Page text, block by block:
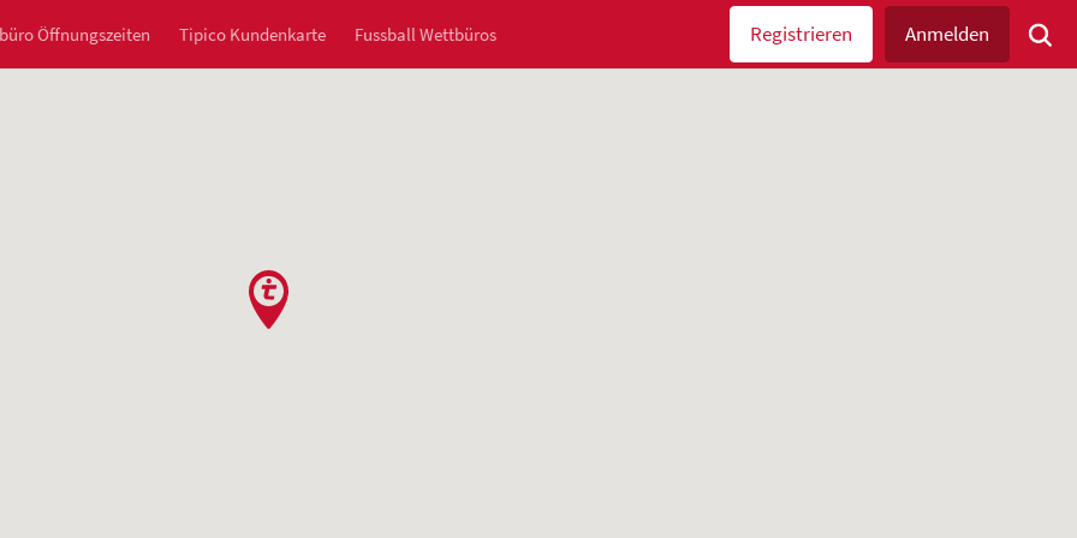
Öffnungszeiten Tipico Kundenkarte Fussball Wettbüros Registrieren Anmelden